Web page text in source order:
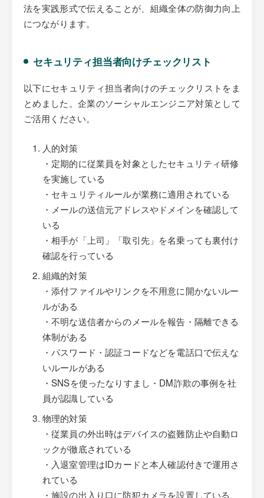
法を実践形式で伝えることが、組織全体の防御力向上
につながります。
セキュリティ担当者向けチェックリスト
以下にセキュリティ担当者向けのチェックリストをま
とめました。企業のソーシャルエンジニア対策として
ご活用ください。
人的対策
・定期的に従業員を対象としたセキュリティ研修
を実施している
・セキュリティルールが業務に適用されている
・メールの送信元アドレスやドメインを確認して
いる
・相手が「上司」「取引先」を名乗っても裏付け
確認を行っている
組織的対策
・添付ファイルやリンクを不用意に開かないルー
ルがある
・不明な送信者からのメールを報告・隔離できる
体制がある
・パスワード・認証コードなどを電話口で伝えな
いルールがある
・SNSを使ったなりすまし・DM詐欺の事例を社
員が認識している
物理的対策
・従業員の外出時はデバイスの盗難防止や自動ロ
ックが徹底されている
・入退室管理はIDカードと本人確認付きで運用さ
れている
・施設の出入り口に防犯カメラを設置している